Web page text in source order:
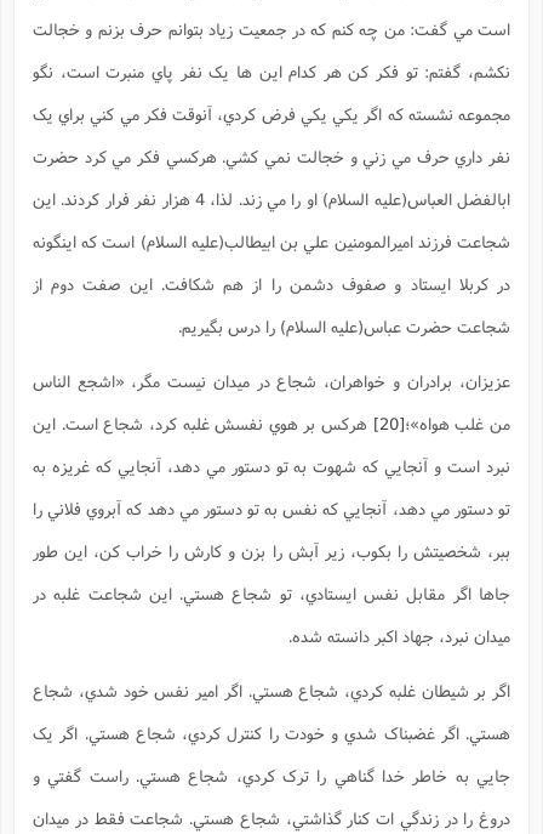
است مي گفت: من چه کنم که در جمعيت زياد بتوانم حرف بزنم و خجالت
نکشم، گفتم: تو فکر کن هر کدام اين ها يک نفر پاي منبرت است، نگو
مجموعه نشسته که اگر يکي يکي فرض کردي، آنوقت فکر مي کني براي يک
نفر داري حرف مي زني و خجالت نمي کشي. هرکسي فکر مي کرد حضرت
ابالفضل العباس(علیه السلام) او را مي زند. لذا، 4 هزار نفر فرار کردند. اين
شجاعت فرزند اميرالمومنين علي بن ابيطالب(عليه السلام) است که اينگونه
در کربلا ايستاد و صفوف دشمن را از هم شکافت. اين صفت دوم از
شجاعت حضرت عباس(علیه السلام) را درس بگيريم.
عزيزان، برادران و خواهران، شجاع در ميدان نيست مگر، «اشجع الناس
من غلب هواه»؛[20]
هرکس بر هوي نفسش غلبه کرد، شجاع است. اين
نبرد است و آنجايي که شهوت به تو دستور مي دهد، آنجايي که غريزه به
تو دستور مي دهد، آنجايي که نفس به تو دستور مي دهد که آبروي فلاني را
ببر، شخصيتش را بکوب، زير آبش را بزن و کارش را خراب کن، اين طور
جاها اگر مقابل نفس ايستادي، تو شجاع هستي. اين شجاعت غلبه در
ميدان نبرد، جهاد اکبر دانسته شده.
اگر بر شيطان غلبه کردي، شجاع هستي. اگر امير نفس خود شدي، شجاع
هستي. اگر غضبناک شدي و خودت را کنترل کردي، شجاع هستي. اگر يک
جايي به خاطر خدا گناهي را ترک کردي، شجاع هستي. راست گفتي و
دروغ را در زندگي ات کنار گذاشتي، شجاع هستي. شجاعت فقط در ميدان